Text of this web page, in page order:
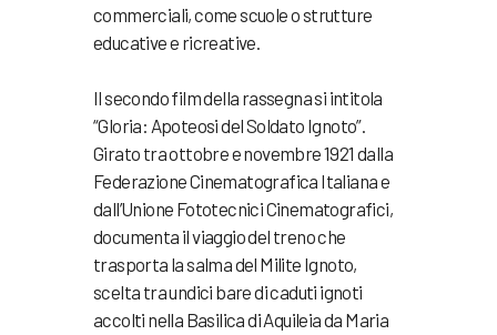
commerciali, come scuole o strutture
educative e ricreative.
Il secondo film della rassegna si intitola
“Gloria: Apoteosi del Soldato Ignoto”.
Girato tra ottobre e novembre 1921 dalla
Federazione Cinematografica Italiana e
dall’Unione Fototecnici Cinematografici,
documenta il viaggio del treno che
trasporta la salma del Milite Ignoto,
scelta tra undici bare di caduti ignoti
accolti nella Basilica di Aquileia da Maria